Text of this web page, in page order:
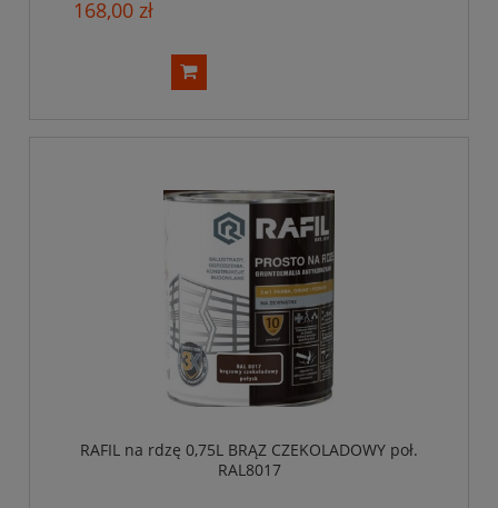
168,00 zł
RAFIL na rdzę 0,75L BRĄZ CZEKOLADOWY poł.
RAL8017